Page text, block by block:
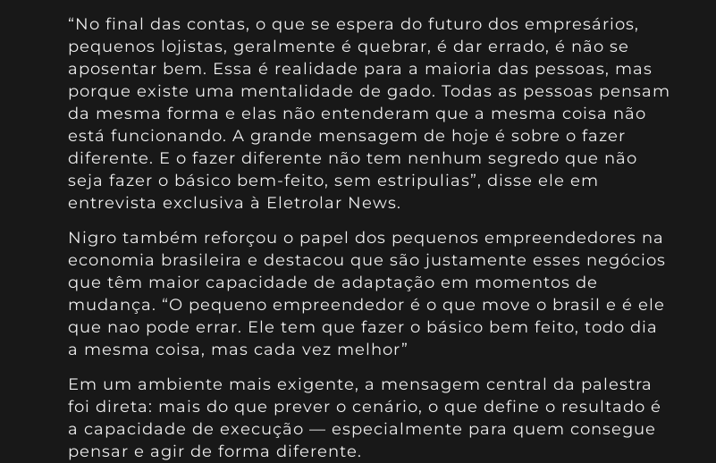
“No final das contas, o que se espera do futuro dos empresários,
pequenos lojistas, geralmente é quebrar, é dar errado, é não se
aposentar bem. Essa é realidade para a maioria das pessoas, mas
porque existe uma mentalidade de gado. Todas as pessoas pensam
da mesma forma e elas não entenderam que a mesma coisa não
está funcionando. A grande mensagem de hoje é sobre o fazer
diferente. E o fazer diferente não tem nenhum segredo que não
seja fazer o básico bem-feito, sem estripulias”, disse ele em
entrevista exclusiva à Eletrolar News.
Nigro também reforçou o papel dos pequenos empreendedores na
economia brasileira e destacou que são justamente esses negócios
que têm maior capacidade de adaptação em momentos de
mudança. “O pequeno empreendedor é o que move o brasil e é ele
que nao pode errar. Ele tem que fazer o básico bem feito, todo dia
a mesma coisa, mas cada vez melhor”
Em um ambiente mais exigente, a mensagem central da palestra
foi direta: mais do que prever o cenário, o que define o resultado é
a capacidade de execução — especialmente para quem consegue
pensar e agir de forma diferente.